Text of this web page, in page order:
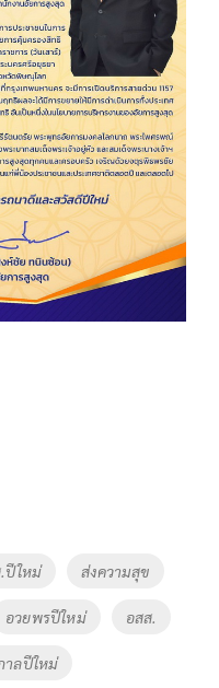
ปีใหม่ ส่งความสุข
อวยพรปีใหม่ อสส.
าลปีใหม่